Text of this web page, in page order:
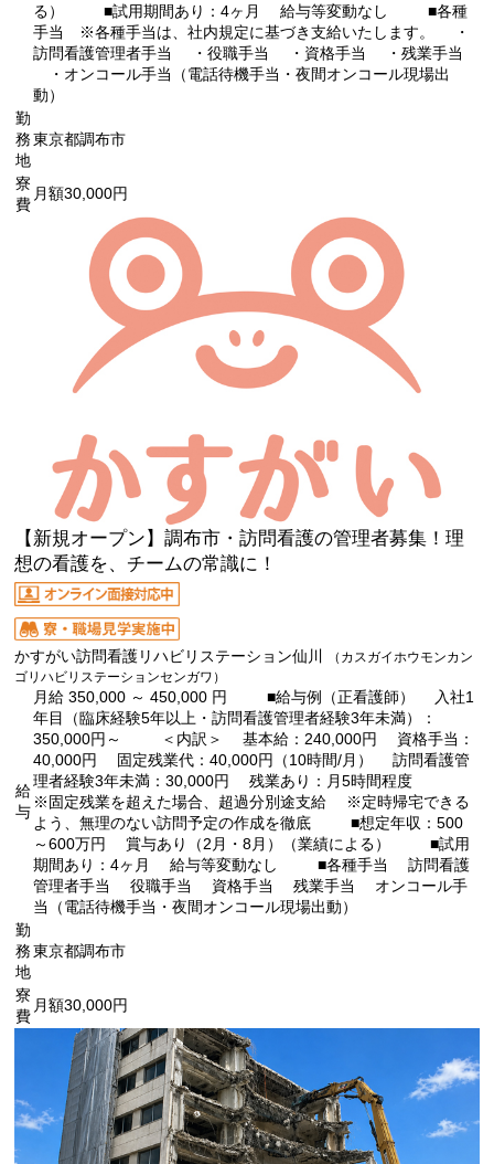
る） ■試用期間あり：4ヶ月 給与等変動なし ■各種
手当 ※各種手当は、社内規定に基づき支給いたします。 ・
訪問看護管理者手当 ・役職手当 ・資格手当 ・残業手当
・オンコール手当（電話待機手当・夜間オンコール現場出
動）
勤
務
地
東京都調布市
寮
費
月額30,000円
【新規オープン】調布市・訪問看護の管理者募集！理
想の看護を、チームの常識に！
かすがい訪問看護リハビリステーション仙川
（カスガイホウモンカン
ゴリハビリステーションセンガワ）
給
与
月給 350,000 ～ 450,000 円 ■給与例（正看護師） 入社1
年目（臨床経験5年以上・訪問看護管理者経験3年未満）：
350,000円～ ＜内訳＞ 基本給：240,000円 資格手当：
40,000円 固定残業代：40,000円（10時間/月） 訪問看護管
理者経験3年未満：30,000円 残業あり：月5時間程度
※固定残業を超えた場合、超過分別途支給 ※定時帰宅できる
よう、無理のない訪問予定の作成を徹底 ■想定年収：500
～600万円 賞与あり（2月・8月）（業績による） ■試用
期間あり：4ヶ月 給与等変動なし ■各種手当 訪問看護
管理者手当 役職手当 資格手当 残業手当 オンコール手
当（電話待機手当・夜間オンコール現場出動）
勤
務
地
東京都調布市
寮
費
月額30,000円